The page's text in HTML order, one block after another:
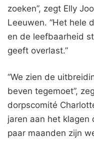
zoeken”, zegt Elly
Leeuwen. “Het hele
en de leefbaarheid
geeft overlast.”
“We zien de
beven tegemoet”,
dorpscomité
jaren aan het klagen
paar maanden zijn